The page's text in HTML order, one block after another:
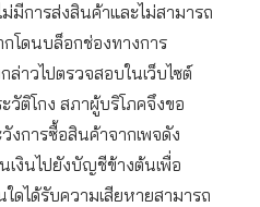
มีการส่งสินค้าและไม่สามารถ
กโดนบล็อกช่องทางการ
าวไปตรวจสอบในเว็บไซต์
ติโกง สภาผู้บริโภคจึงขอ
งการซื้อสินค้าจากเพจดัง
เงินไปยังบัญชีข้างต้นเพื่อ
ดได้รับความเสียหายสามารถ